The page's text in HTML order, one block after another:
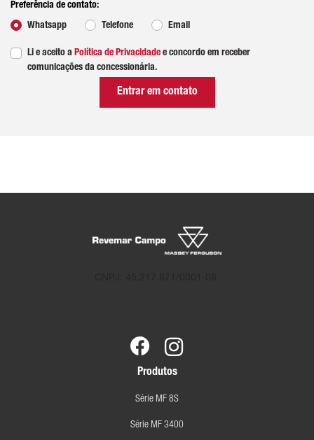
Preferência de contato:
Whatsapp Telefone Email
Li e aceito a Política de Privacidade e concordo em receber
comunicações da concessionária.
Entrar em contato
Produtos
Série MF 8S
Série MF 3400